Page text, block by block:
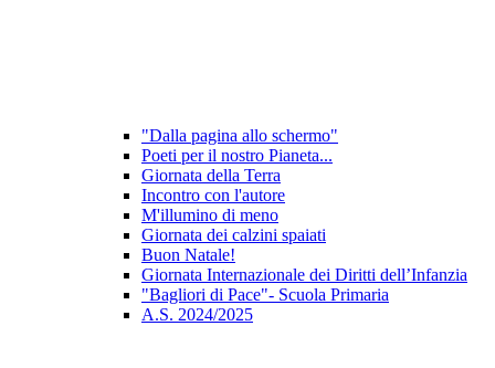
"Dalla pagina allo schermo"
Poeti per il nostro Pianeta...
Giornata della Terra
Incontro con l'autore
M'illumino di meno
Giornata dei calzini spaiati
Buon Natale!
Giornata Internazionale dei Diritti dell’Infanzia
"Bagliori di Pace"- Scuola Primaria
A.S. 2024/2025